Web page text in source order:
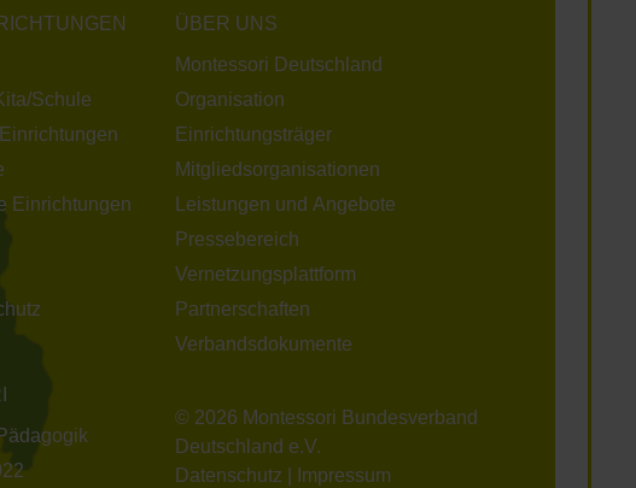
Schule
Einrichtungen
ÜBER UNS
Montessori Deutschland
Organisation
Einrichtungsträger
Mitgliedsorganisationen
Leistungen und Angebote
Pressebereich
Vernetzungsplattform
Partnerschaften
Verbandsdokumente
© 2026 Montessori Bundesverband
Deutschland e.V.
Datenschutz
Impressum